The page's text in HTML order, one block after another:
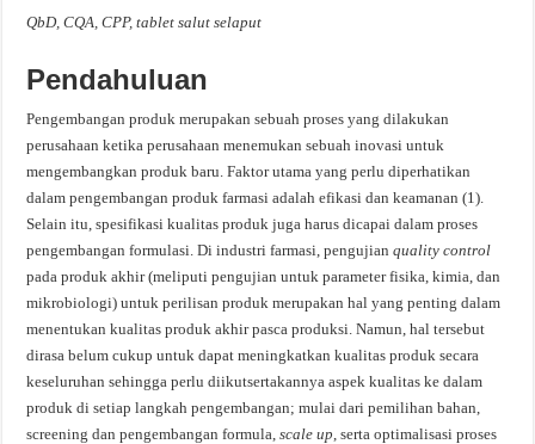
QbD, CQA, CPP, tablet salut selaput
Pendahuluan
Pengembangan produk merupakan sebuah proses yang dilakukan
perusahaan ketika perusahaan menemukan sebuah inovasi untuk
mengembangkan produk baru. Faktor utama yang perlu diperhatikan
dalam pengembangan produk farmasi adalah efikasi dan keamanan (1).
Selain itu, spesifikasi kualitas produk juga harus dicapai dalam proses
pengembangan formulasi. Di industri farmasi, pengujianquality control
pada produk akhir (meliputi pengujian untuk parameter fisika, kimia, dan
mikrobiologi) untuk perilisan produk merupakan hal yang penting dalam
menentukan kualitas produk akhir pasca produksi. Namun, hal tersebut
dirasa belum cukup untuk dapat meningkatkan kualitas produk secara
keseluruhan sehingga perlu diikutsertakannya aspek kualitas ke dalam
produk di setiap langkah pengembangan; mulai dari pemilihan bahan,
screening dan pengembangan formula,scale up , serta optimalisasi proses